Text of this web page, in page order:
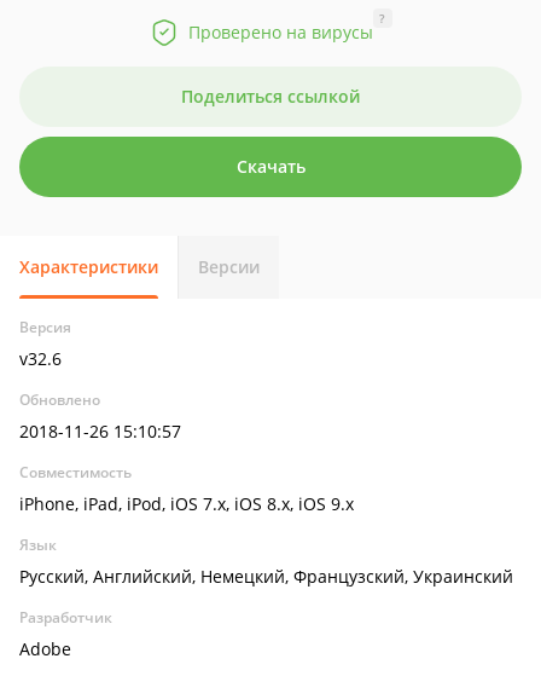
Проверено на вирусы
?
Поделиться ссылкой
Скачать
Характеристики Версии
Версия
v32.6
Обновлено
2018-11-26 15:10:57
Совместимость
iPhone, iPad, iPod, iOS 7.x, iOS 8.x, iOS 9.x
Язык
Русский, Английский, Немецкий, Французский, Украинский
Разработчик
Adobe